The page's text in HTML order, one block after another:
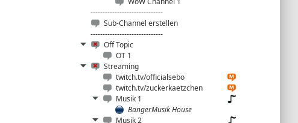
------------------------------
Sub-Channel erstellen
------------------------------
Off Topic
OT 1
Streaming
twitch.tv/officialsebo
twitch.tv/zuckerkaetzchen
Musik 1
BangerMusik House
Musik 2